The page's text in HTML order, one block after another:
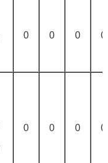
0 0 0 0
0 0 0 0